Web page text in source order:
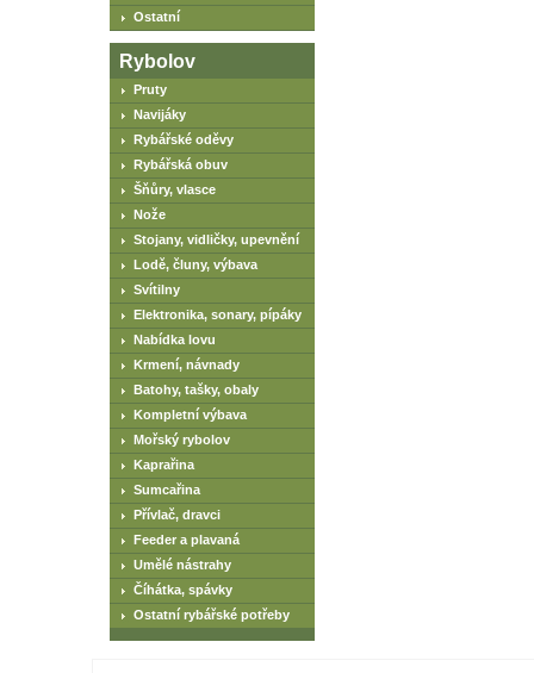
Ostatní
Rybolov
Pruty
Navijáky
Rybářské oděvy
Rybářská obuv
Šňůry, vlasce
Nože
Stojany, vidličky, upevnění
Lodě, čluny, výbava
Svítilny
Elektronika, sonary, pípáky
Nabídka lovu
Krmení, návnady
Batohy, tašky, obaly
Kompletní výbava
Mořský rybolov
Kaprařina
Sumcařina
Přívlač, dravci
Feeder a plavaná
Umělé nástrahy
Číhátka, spávky
Ostatní rybářské potřeby